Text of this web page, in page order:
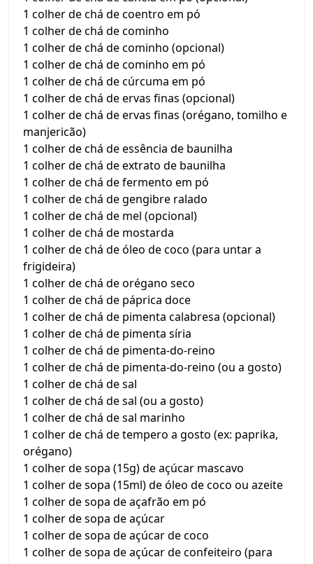
1 colher de chá de coentro em pó
1 colher de chá de cominho
1 colher de chá de cominho (opcional)
1 colher de chá de cominho em pó
1 colher de chá de cúrcuma em pó
1 colher de chá de ervas finas (opcional)
1 colher de chá de ervas finas (orégano, tomilho e
manjericão)
1 colher de chá de essência de baunilha
1 colher de chá de extrato de baunilha
1 colher de chá de fermento em pó
1 colher de chá de gengibre ralado
1 colher de chá de mel (opcional)
1 colher de chá de mostarda
1 colher de chá de óleo de coco (para untar a
frigideira)
1 colher de chá de orégano seco
1 colher de chá de páprica doce
1 colher de chá de pimenta calabresa (opcional)
1 colher de chá de pimenta síria
1 colher de chá de pimenta-do-reino
1 colher de chá de pimenta-do-reino (ou a gosto)
1 colher de chá de sal
1 colher de chá de sal (ou a gosto)
1 colher de chá de sal marinho
1 colher de chá de tempero a gosto (ex: paprika,
orégano)
1 colher de sopa (15g) de açúcar mascavo
1 colher de sopa (15ml) de óleo de coco ou azeite
1 colher de sopa de açafrão em pó
1 colher de sopa de açúcar
1 colher de sopa de açúcar de coco
1 colher de sopa de açúcar de confeiteiro (para